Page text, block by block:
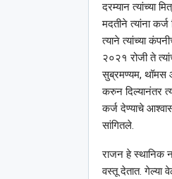
दरम्यान त्यांच्या
मदतीने त्यांना
त्याने त्यांच्या
२०२१ रोजी ते
सुब्रमण्यम, थॉमस
करुन दिल्यानंतर
कर्ज देण्याचे
सांगितले.
राजन हे स्थानिक
वस्तू देतात. गेल्या